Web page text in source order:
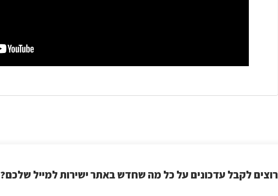
הרשמה
רוצים לקבל עדכונים על כל מה שחדש באתר ישירות למייל שלכם?